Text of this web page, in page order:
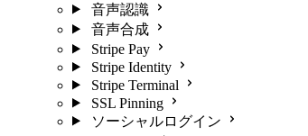
音声認識
音声合成
Stripe Pay
Stripe Identity
Stripe Terminal
SSL Pinning
ソーシャルログイン